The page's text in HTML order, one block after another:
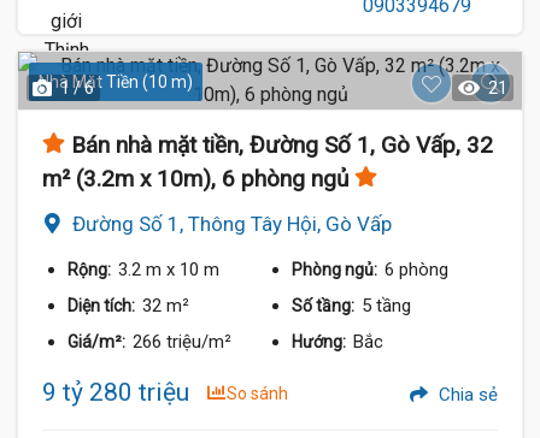
Nhà Mặt Tiền (10 m)
1 / 6 21
Bán nhà mặt tiền, Đường Số 1, Gò Vấp, 32
m² (3.2m x 10m), 6 phòng ngủ
Đường Số 1, Thông Tây Hội, Gò Vấp
Rộng: 3.2 m x 10 m Phòng ngủ: 6 phòng
Diện tích: 32 m² Số tầng: 5 tầng
Giá/m²: 266 triệu/m² Hướng: Bắc
9 tỷ 280 triệu So sánh Chia sẻ